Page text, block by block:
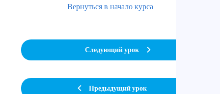
Предыдущий урок
Вернуться в начало курса
Следующий урок